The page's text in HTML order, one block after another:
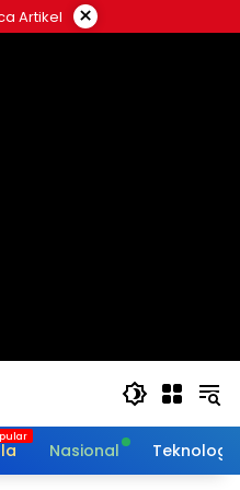
Artikel ×
Nasional Teknologi